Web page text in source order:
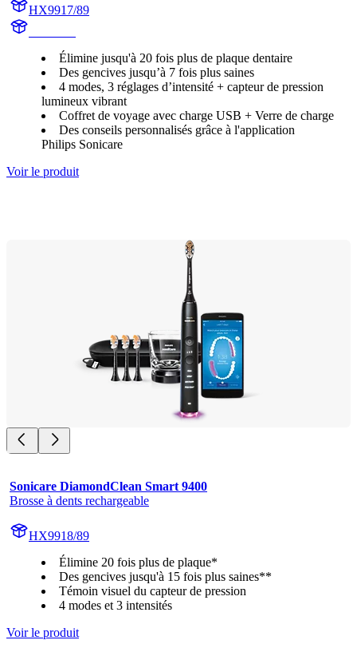
HX9917/89
Élimine jusqu'à 20 fois plus de plaque dentaire
Des gencives jusqu’à 7 fois plus saines
4 modes, 3 réglages d’intensité + capteur de pression
lumineux vibrant
Coffret de voyage avec charge USB + Verre de charge
Des conseils personnalisés grâce à l'application
Philips Sonicare
Voir le produit
Sonicare DiamondClean Smart 9400
Brosse à dents rechargeable
HX9918/89
Élimine 20 fois plus de plaque*
Des gencives jusqu'à 15 fois plus saines**
Témoin visuel du capteur de pression
4 modes et 3 intensités
Voir le produit